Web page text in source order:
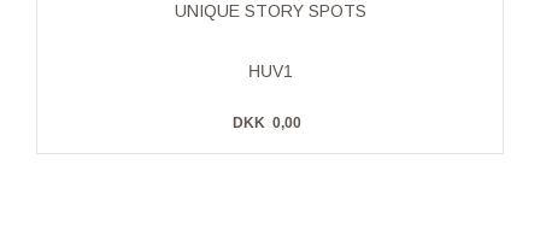
UNIQUE STORY SPOTS
HUV1
DKK 0,00